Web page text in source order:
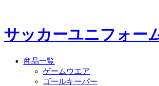
サッカーユニフォー
商品一覧
ゲームウエア
ゴールキーパー